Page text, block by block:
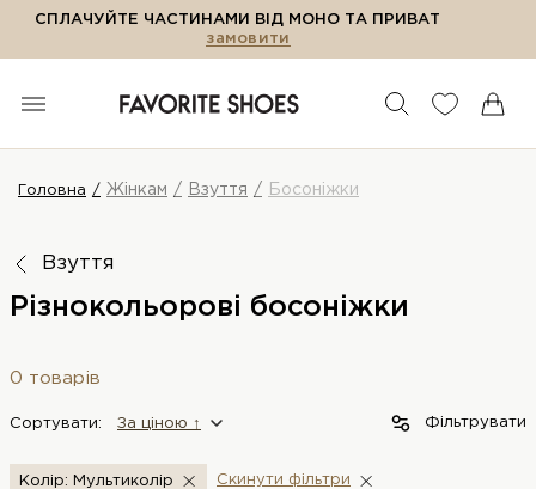
СПЛАЧУЙТЕ ЧАСТИНАМИ ВІД МОНО ТА ПРИВАТ
замовити
Головна Жінкам Взуття Босоніжки
Взуття
Різнокольорові босоніжки
0 товарів
Сортувати: За цiною ↑ Фільтрувати
Колір: Мультиколір Скинути фiльтри